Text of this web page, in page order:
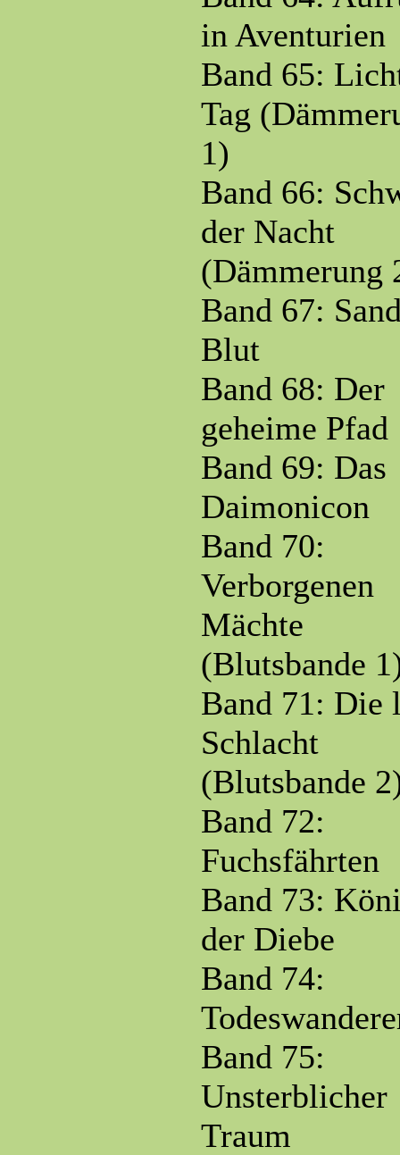
in Aventurien
Band 65:
Tag
1)
Band 66:
der Nacht
(Dämmerung
Band 67:
Blut
Band 68: Der
geheime Pfad
Band 69: Das
Daimonicon
Band 70:
Verborgenen
Mächte
(Blutsbande
Band 71: Die
Schlacht
(Blutsbande
Band 72:
Fuchsfährten
Band 73:
der Diebe
Band 74:
Band 75:
Unsterblicher
Traum